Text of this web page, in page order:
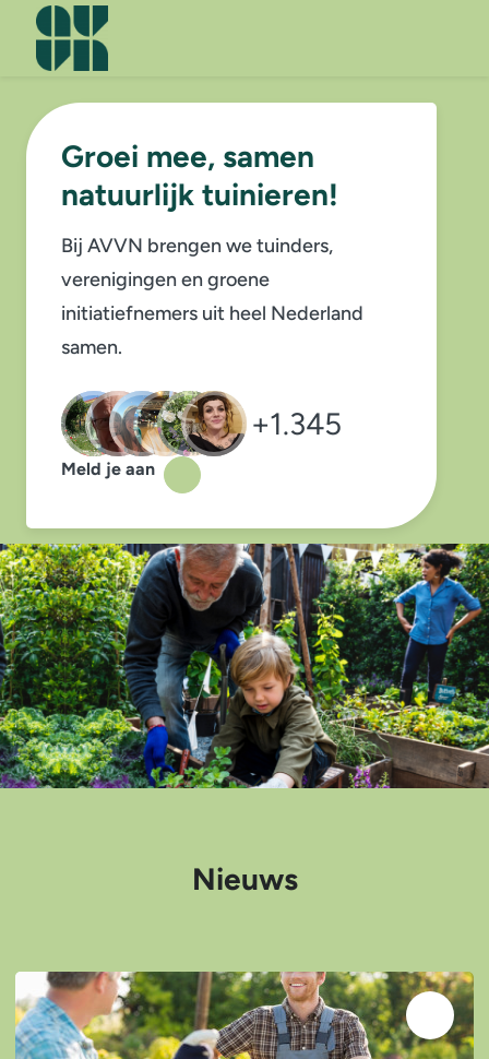
Groei mee, samen
natuurlijk tuinieren!
Bij AVVN brengen we tuinders,
verenigingen en groene
initiatiefnemers uit heel Nederland
samen.
+1.345
Meld je aan
Nieuws